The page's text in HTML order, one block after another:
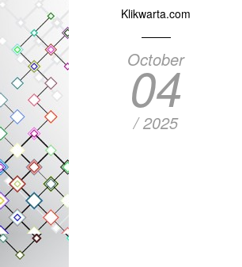
Klikwarta.com
October
04
/ 2025